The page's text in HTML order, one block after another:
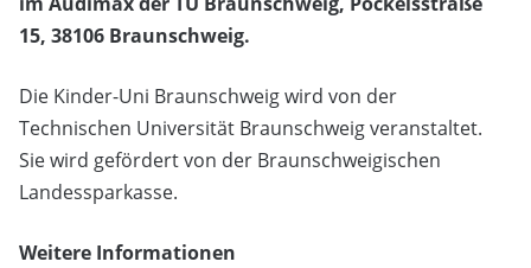
15, 38106 Braunschweig.
Die Kinder-Uni Braunschweig wird von der
Technischen Universität Braunschweig veranstaltet.
Sie wird gefördert von der Braunschweigischen
Landessparkasse.
Weitere Informationen